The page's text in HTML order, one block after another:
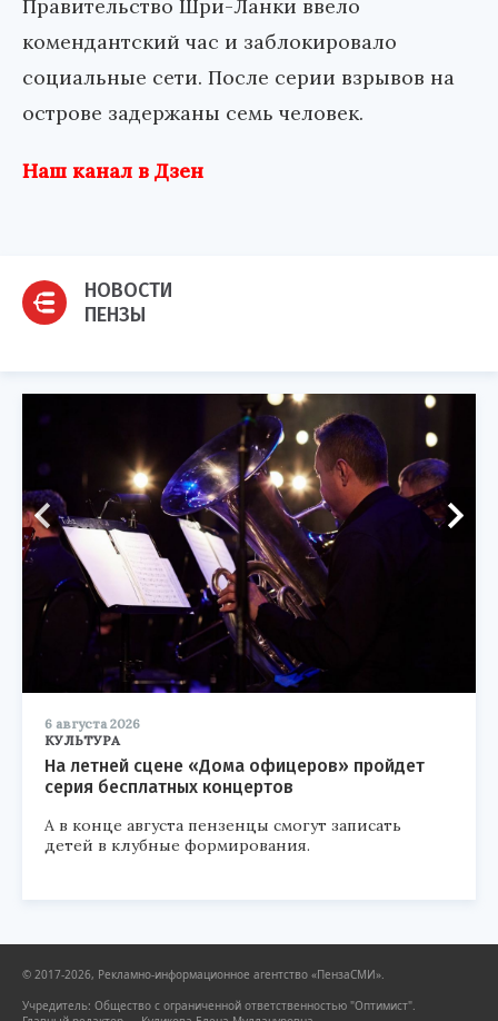
Правительство Шри-Ланки ввело
комендантский час и заблокировало
социальные сети. После серии взрывов на
острове задержаны семь человек.
Наш канал в Дзен
НОВОСТИ
ПЕНЗЫ
6 августа 2026
КУЛЬТУРА
На летней сцене «Дома офицеров» пройдет
серия бесплатных концертов
А в конце августа пензенцы смогут записать
детей в клубные формирования.
© 2017-2026, Рекламно-информационное агентство «ПензаСМИ».
Учредитель: Общество с ограниченной ответственностью "Оптимист".